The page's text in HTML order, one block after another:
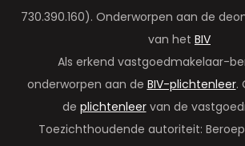
730.390.160). Onderworpen aan de
van het BIV
Als erkend vastgoedmakelaar-
onderworpen aan de BIV-plichtenleer.
de plichtenleervan de
Toezichthoudende autoriteit: